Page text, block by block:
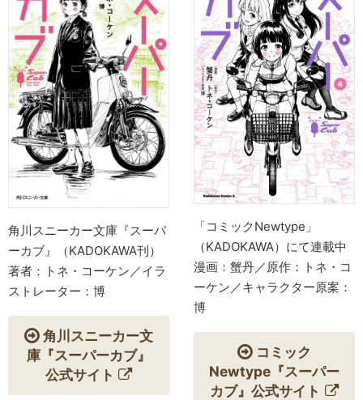
角川スニーカー文庫『スーパ
ーカブ』（KADOKAWA刊）
著者：トネ・コーケン／イラ
ストレーター：博
角川スニーカー文
庫『スーパーカブ』
公式サイト
「コミックNewtype」
（KADOKAWA）にて連載中
漫画：蟹丹／原作：トネ・コ
ーケン／キャラクター原案：
博
コミック
Newtype『スーパー
カブ』公式サイト